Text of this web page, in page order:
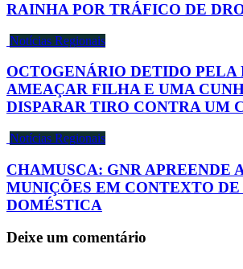
RAINHA POR TRÁFICO DE
Notícias Regionais
OCTOGENÁRIO DETIDO PELA
AMEAÇAR FILHA E UMA
DISPARAR TIRO CONTRA UM
Notícias Regionais
CHAMUSCA: GNR APREENDE
MUNIÇÕES EM CONTEXTO
DOMÉSTICA
Deixe um comentário